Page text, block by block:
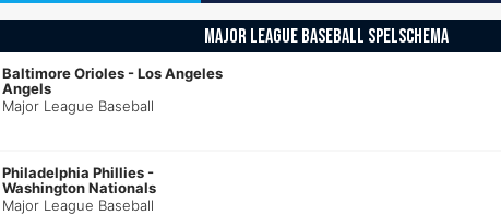
MAJOR LEAGUE BASEBALL SPELSCHEMA
Baltimore Orioles -Los Angeles
Angels
Major League Baseball
Philadelphia Phillies -
Washington Nationals
Major League Baseball